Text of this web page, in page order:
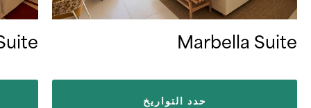
Marbella Suite
حدد التواريخ